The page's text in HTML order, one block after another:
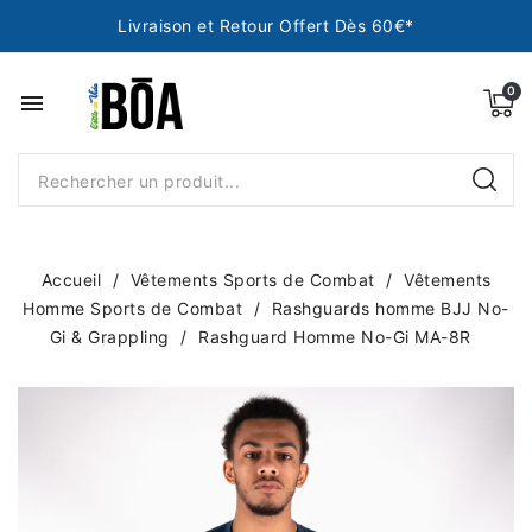
Livraison et Retour Offert Dès 60€*
menu
Accueil Vêtements Sports de Combat
Vêtements
Homme Sports de Combat
Rashguards homme BJJ No-
Gi & Grappling
Rashguard Homme No-Gi MA-8R